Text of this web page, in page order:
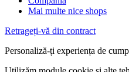
Mai multe nice shops
Retrageți-vă din contract
Personaliză-ți experiența de